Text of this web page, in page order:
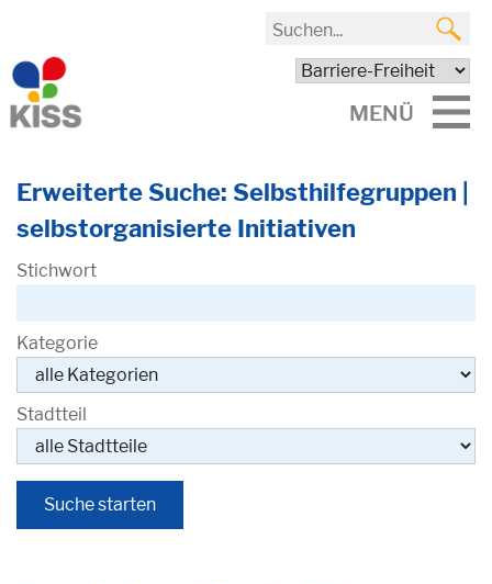
MENÜ
Erweiterte Suche: Selbsthilfegruppen |
selbstorganisierte Initiativen
Stichwort
Kategorie
Stadtteil